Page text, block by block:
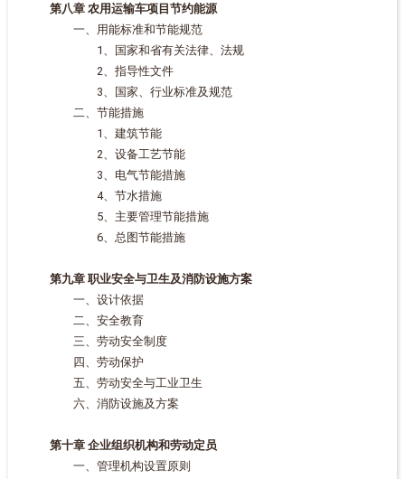
第八章 农用运输车项目节约能源
一、用能标准和节能规范
1、国家和省有关法律、法规
2、指导性文件
3、国家、行业标准及规范
二、节能措施
1、建筑节能
2、设备工艺节能
3、电气节能措施
4、节水措施
5、主要管理节能措施
6、总图节能措施
第九章 职业安全与卫生及消防设施方案
一、设计依据
二、安全教育
三、劳动安全制度
四、劳动保护
五、劳动安全与工业卫生
六、消防设施及方案
第十章 企业组织机构和劳动定员
一、管理机构设置原则